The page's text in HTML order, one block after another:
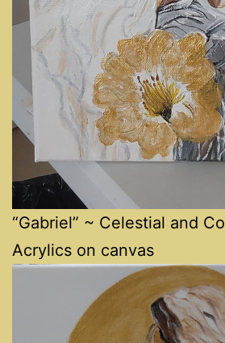
“Gabriel” ~ Celestial and
Acrylics on canvas